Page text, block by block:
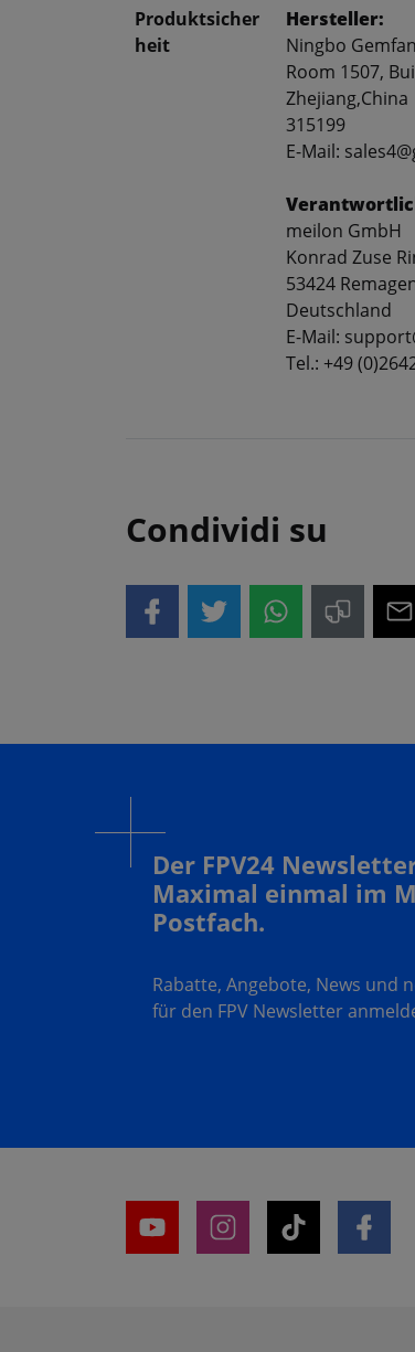
Produktsicher
heit
Hersteller:
Ningbo
Room 1507,
Zhejiang,China
315199
E-Mail:
meilon GmbH
Konrad Zuse
53424
Deutschland
E-Mail:
Tel.: +49
Condividi su
Der FPV24
Maximal einmal im
Postfach.
Rabatte, Angebote, News und
für den FPV Newsletter